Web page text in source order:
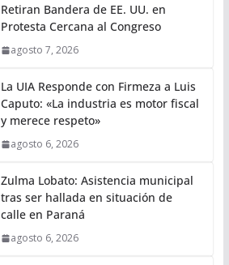
Retiran Bandera de EE. UU. en
Protesta Cercana al Congreso
agosto 7, 2026
La UIA Responde con Firmeza a Luis
Caputo: «La industria es motor fiscal
y merece respeto»
agosto 6, 2026
Zulma Lobato: Asistencia municipal
tras ser hallada en situación de
calle en Paraná
agosto 6, 2026